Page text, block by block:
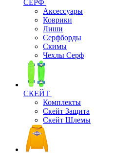
СЕРФ
Аксессуары
Коврики
Лиши
Серфборды
Скимы
Чехлы Cерф
СКЕЙТ
Комплекты
Скейт Защита
Скейт Шлемы